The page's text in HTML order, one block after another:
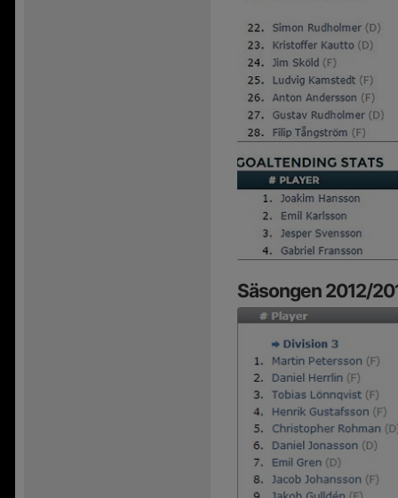
Säsongen 2012/